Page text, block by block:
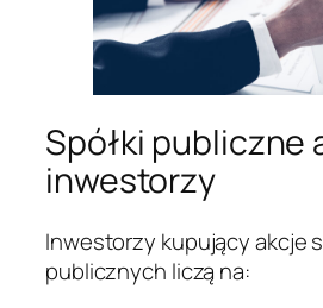
Spółki publiczne
inwestorzy
Inwestorzy kupujący akcje
publicznych liczą na: